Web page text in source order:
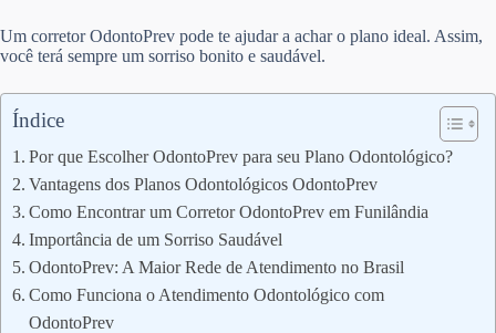
Um corretor OdontoPrev pode te ajudar a achar o plano ideal. Assim,
você terá sempre um sorriso bonito e saudável.
Índice
Por que Escolher OdontoPrev para seu Plano Odontológico?
Vantagens dos Planos Odontológicos OdontoPrev
Como Encontrar um Corretor OdontoPrev em Funilândia
Importância de um Sorriso Saudável
OdontoPrev: A Maior Rede de Atendimento no Brasil
Como Funciona o Atendimento Odontológico com
OdontoPrev